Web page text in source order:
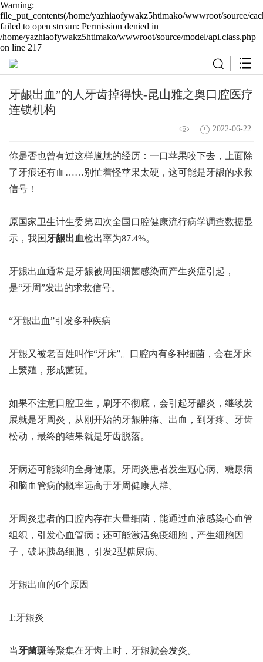
Warning:
file_put_contents(/home/yazhiaofywakz5htimako/wwwroot/source/
failed to open stream: Permission denied in
/home/yazhiaofywakz5htimako/wwwroot/source/model/api.class.php
on line 217
牙龈出血”的人牙齿掉得快-昆山雅之奥口腔医疗
连锁机构
2022-06-22
你是否也曾有过这样尴尬的经历：一口苹果咬下去，上面除
了牙痕还有血……别忙着怪苹果太硬，这可能是牙龈的求救
信号！
原国家卫生计生委第四次全国口腔健康流行病学调查数据显
示，我国 牙龈出血检出率为87.4%。
牙龈出血通常是牙龈被周围细菌感染而产生炎症引起，
是“牙周”发出的求救信号。
“牙龈出血”引发多种疾病
牙龈又被老百姓叫作“牙床”。口腔内有多种细菌，会在牙床
上繁殖，形成菌斑。
如果不注意口腔卫生，刷牙不彻底，会引起牙龈炎，继续发
展就是牙周炎，从刚开始的牙龈肿痛、出血，到牙疼、牙齿
松动，最终的结果就是牙齿脱落。
牙病还可能影响全身健康。牙周炎患者发生冠心病、糖尿病
和脑血管病的概率远高于牙周健康人群。
牙周炎患者的口腔内存在大量细菌，能通过血液感染心血管
组织，引发心血管病；还可能激活免疫细胞，产生细胞因
子，破坏胰岛细胞，引发2型糖尿病。
牙龈出血的6个原因
1:牙龈炎
当 牙菌斑等聚集在牙齿上时，牙龈就会发炎。